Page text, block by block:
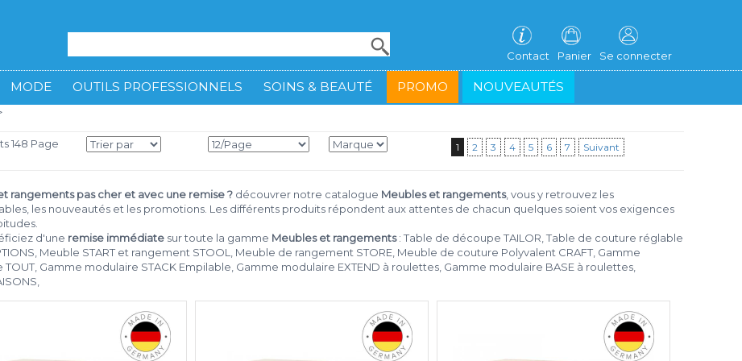
Se connecter
Panier
Contact
MODE OUTILS PROFESSIONNELS SOINS & BEAUTÉ PROMO NOUVEAUTÉS
148 Page
1 2 3 4 5 6 7 Suivant
rangements pas cher et avec une remise ? découvrer notre catalogue Meubles et rangements, vous y retrouvez les
les nouveautés et les promotions. Les différents produits répondent aux attentes de chacun quelques soient vos exigences
d'une remise immédiate sur toute la gamme Meubles et rangements: Table de découpe TAILOR, Table de couture réglable
Meuble START et rangement STOOL, Meuble de rangement STORE, Meuble de couture Polyvalent CRAFT, Gamme
TOUT, Gamme modulaire STACK Empilable, Gamme modulaire EXTEND à roulettes, Gamme modulaire BASE à roulettes,